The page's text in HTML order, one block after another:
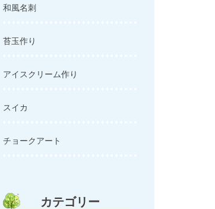
和風名刺
苔玉作り
アイスクリーム作り
スイカ
チョークアート
カテゴリー